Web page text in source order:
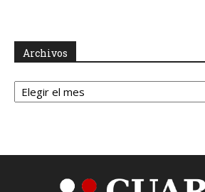
Archivos
Archivos